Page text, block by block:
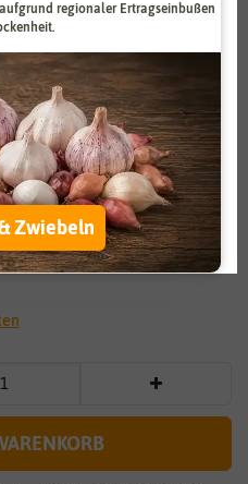
berühren
Mischung
Funktional
regionaler Ertragseinbußen
Zwiebeln